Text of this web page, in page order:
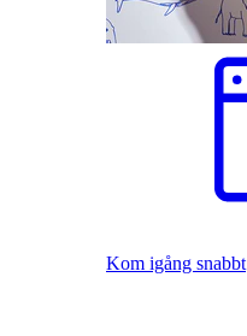
Kom igång snabbt